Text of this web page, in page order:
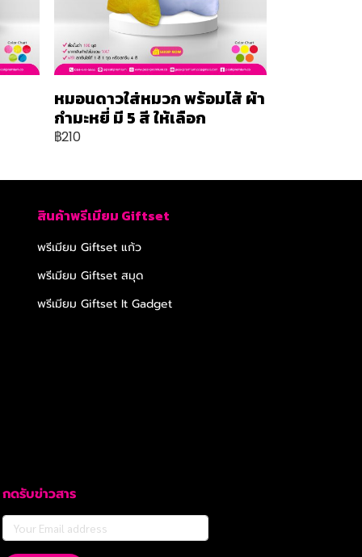
หมอนดาวใส่หมวก พร้อมไส้ ผ้า
กำมะหยี่ มี 5 สี ให้เลือก
฿210
สินค้าพรีเมียม Giftset
พรีเมียม Giftset แก้ว
พรีเมียม Giftset สมุด
พรีเมียม Giftset It Gadget
กดรับข่าวสาร